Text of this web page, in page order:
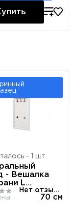
- 1 шт.
- Вешалка
L
кремовый
Нет отзывов
70 см